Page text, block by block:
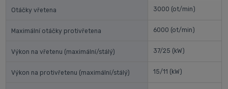
Otáčky vřetena 3000 (ot/min)
Maximální otáčky protivřetena 6000 (ot/min)
Výkon na vřetenu (maximální/stálý) 37/25 (kW)
Výkon na protivřetenu (maximální/stálý) 15/11 (kW)